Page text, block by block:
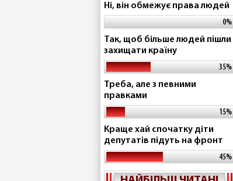
Ні, він обмежує права людей
0%
Так, щоб більше людей пішли
захищати країну
35%
Треба, але з певними
правками
15%
Краще хай спочатку діти
депутатів підуть на фронт
45%